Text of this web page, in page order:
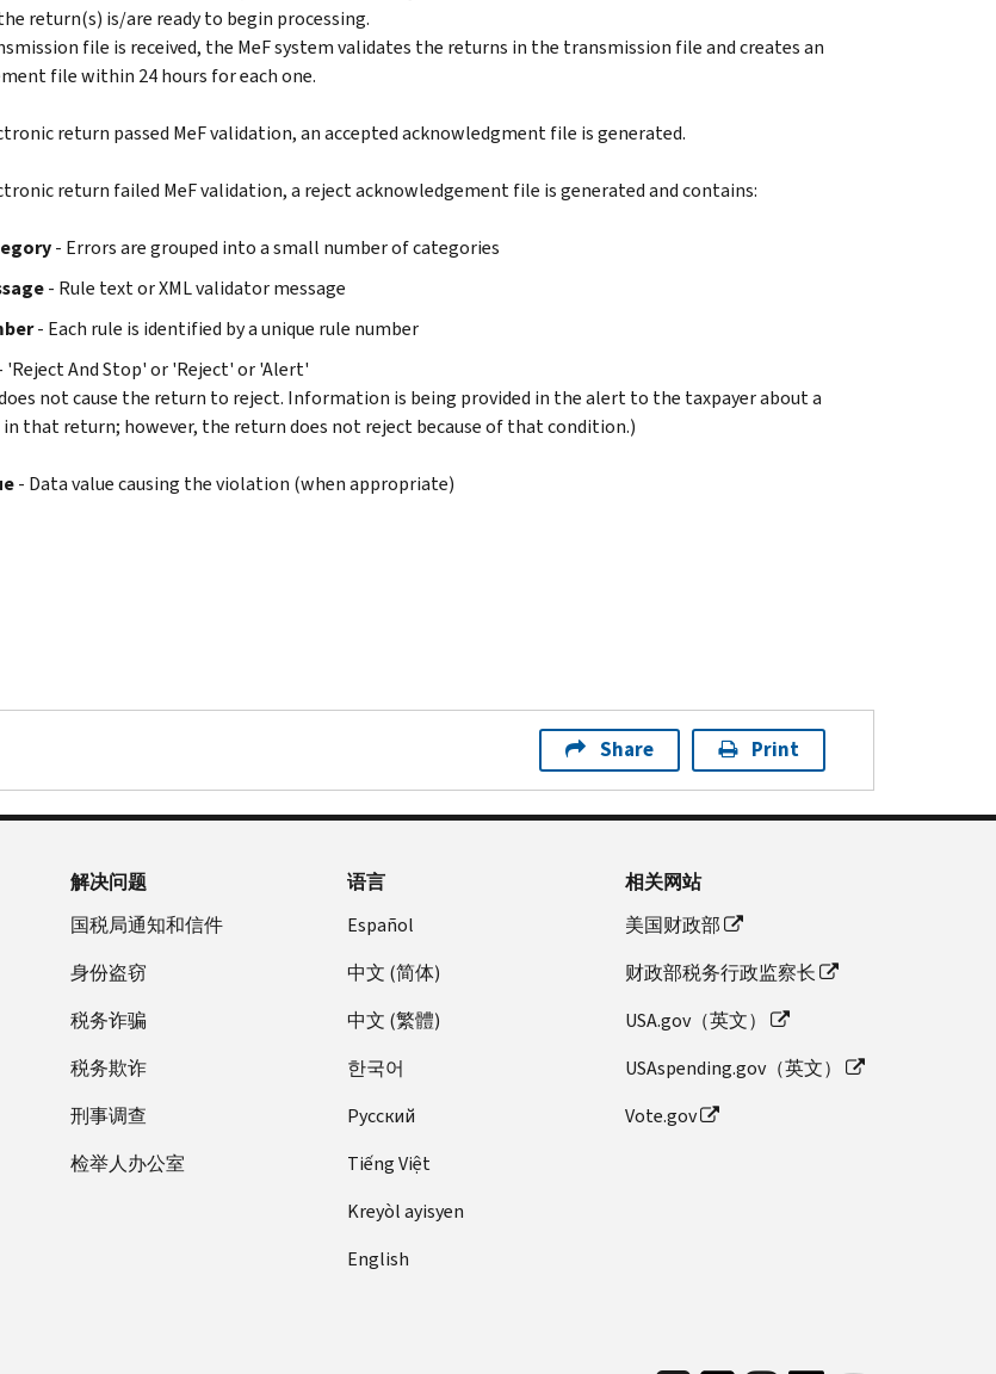
return(s) is/are ready to begin processing.
file is received, the MeF system validates the returns in the transmission file and creates an
file within 24 hours for each one.
return passed MeF validation, an accepted acknowledgment file is generated.
return failed MeF validation, a reject acknowledgement file is generated and contains:
- Errors are grouped into a small number of categories
- Rule text or XML validator message
- Each rule is identified by a unique rule number
'Reject And Stop' or 'Reject' or 'Alert'
not cause the return to reject. Information is being provided in the alert to the taxpayer about a
that return; however, the return does not reject because of that condition.)
- Data value causing the violation (when appropriate)
Share Print
解决问题
国税局通知和信件
身份盗窃
税务诈骗
税务欺诈
刑事调查
检举人办公室
语言
Español
中文 (简体)
中文 (繁體)
한국어
Pусский
Tiếng Việt
Kreyòl ayisyen
English
相关网站
美国财政部
财政部税务行政监察长
USA.gov（英文）
USAspending.gov（英文）
Vote.gov